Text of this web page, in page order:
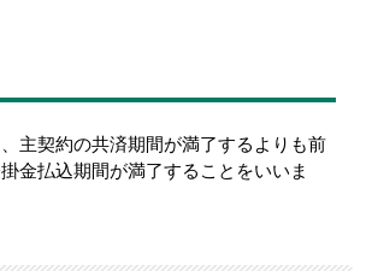
主契約の共済期間が満了するよりも前
金払込期間が満了することをいいま